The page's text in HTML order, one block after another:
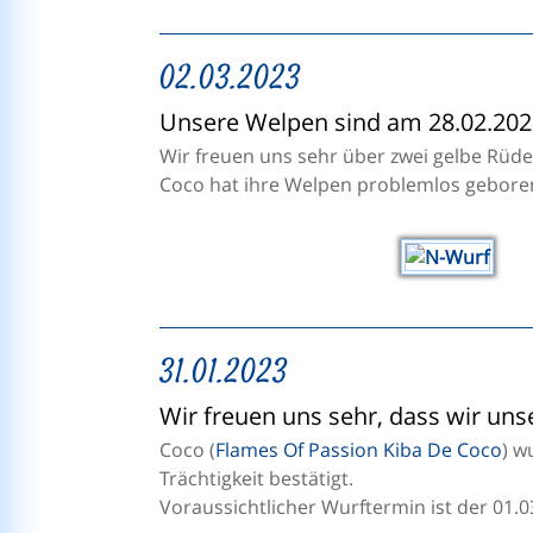
02.03.2023
Unsere Welpen sind am
Wir freuen uns sehr über zwei gelbe
Coco hat ihre Welpen problemlos
31.01.2023
Wir freuen uns sehr, dass wir
Coco (Flames Of Passion Kiba De Coco)
Trächtigkeit bestätigt.
Voraussichtlicher Wurftermin ist der